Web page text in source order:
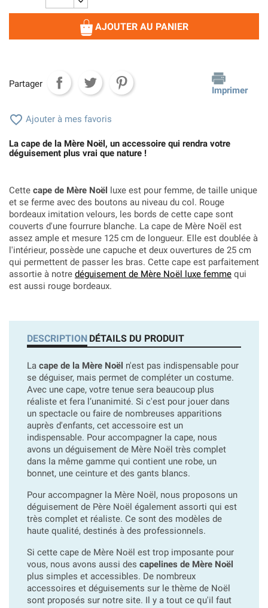
AJOUTER AU PANIER
Partager
Imprimer
 Ajouter à mes favoris
La cape de la Mère Noël, un accessoire qui rendra votre
déguisement plus vrai que nature !
Cette cape de Mère Noël luxe est pour femme, de taille unique
et se ferme avec des boutons au niveau du col. Rouge
bordeaux imitation velours, les bords de cette cape sont
couverts d'une fourrure blanche. La cape de Mère Noël est
assez ample et mesure 125 cm de longueur. Elle est doublée à
l'intérieur, possède une capuche et deux ouvertures de 25 cm
qui permettent de passer les bras. Cette cape est parfaitement
assortie à notre déguisement de Mère Noël luxe femme qui
est aussi rouge bordeaux.
DESCRIPTION DÉTAILS DU PRODUIT
La cape de la Mère Noël n'est pas indispensable pour
se déguiser, mais permet de compléter un costume.
Avec une cape, votre tenue sera beaucoup plus
réaliste et fera l’unanimité. Si c'est pour jouer dans
un spectacle ou faire de nombreuses apparitions
auprès d'enfants, cet accessoire est un
indispensable. Pour accompagner la cape, nous
avons un déguisement de Mère Noël très complet
dans la même gamme qui contient une robe, un
bonnet, une ceinture et des gants blancs.
Pour accompagner la Mère Noël, nous proposons un
déguisement de Père Noël également assorti qui est
très complet et réaliste. Ce sont des modèles de
haute qualité, destinés à des professionnels.
Si cette cape de Mère Noël est trop imposante pour
vous, nous avons aussi des capelines de Mère Noël
plus simples et accessibles. De nombreux
accessoires et déguisements sur le thème de Noël
sont proposés sur notre site. Il y a tout ce qu'il faut